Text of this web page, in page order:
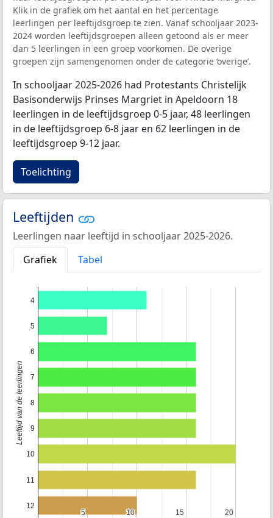
Klik in de grafiek om het aantal en het percentage
leerlingen per leeftijdsgroep te zien. Vanaf schooljaar 2023-
2024 worden leeftijdsgroepen alleen getoond als er meer
dan 5 leerlingen in een groep voorkomen. De overige
groepen zijn samengenomen onder de categorie ‘overige’.
In schooljaar 2025-2026 had Protestants Christelijk
Basisonderwijs Prinses Margriet in Apeldoorn 18
leerlingen in de leeftijdsgroep 0-5 jaar, 48 leerlingen
in de leeftijdsgroep 6-8 jaar en 62 leerlingen in de
leeftijdsgroep 9-12 jaar.
Toelichting
Leeftijden
Leerlingen naar leeftijd in schooljaar 2025-2026.
Grafiek
Tabel
5
5 10
10 15
15 20
20
4
5
6
7
8
9
10
11
12
Leeftijd van de leerlingen